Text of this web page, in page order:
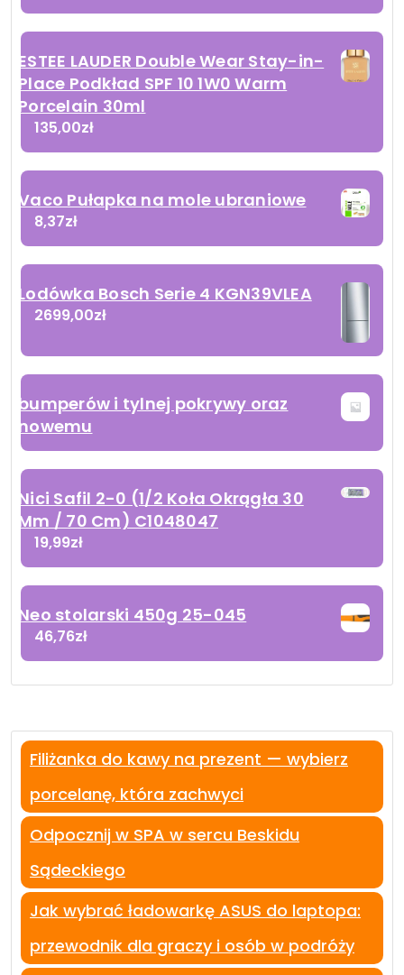
ESTEE LAUDER Double Wear Stay-in-
Place Podkład SPF 10 1W0 Warm
Porcelain 30ml
135,00zł
Vaco Pułapka na mole ubraniowe
8,37zł
Lodówka Bosch Serie 4 KGN39VLEA
2699,00zł
bumperów i tylnej pokrywy oraz
nowemu
Nici Safil 2-0 (1/2 Koła Okrągła 30
Mm / 70 Cm) C1048047
19,99zł
Neo stolarski 450g 25-045
46,76zł
Filiżanka do kawy na prezent — wybierz
porcelanę, która zachwyci
Odpocznij w SPA w sercu Beskidu
Sądeckiego
Jak wybrać ładowarkę ASUS do laptopa:
przewodnik dla graczy i osób w podróży